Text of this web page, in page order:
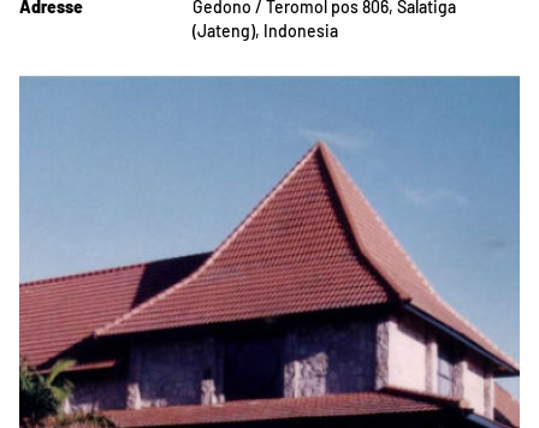
Adresse
Gedono / Teromol pos 806, Salatiga
(Jateng), Indonesia